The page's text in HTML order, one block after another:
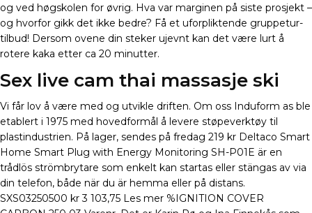
og ved høgskolen for øvrig. Hva var marginen på siste prosjekt –
og hvorfor gikk det ikke bedre? Få et uforpliktende gruppetur-
tilbud! Dersom ovene din steker ujevnt kan det være lurt å
rotere kaka etter ca 20 minutter.
Sex live cam thai massasje ski
Vi får lov å være med og utvikle driften. Om oss Induform as ble
etablert i 1975 med hovedformål å levere støpeverktøy til
plastindustrien. På lager, sendes på fredag 219 kr Deltaco Smart
Home Smart Plug with Energy Monitoring SH-P01E är en
trådlös strömbrytare som enkelt kan startas eller stängas av via
din telefon, både när du är hemma eller på distans.
SXS03250500 kr 3 103,75 Les mer %IGNITION COVER